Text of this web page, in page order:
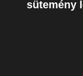
sütemény